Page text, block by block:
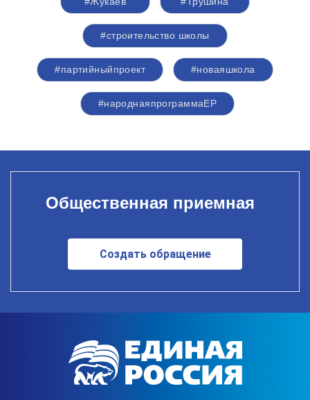
#строительство школы
#партийныйпроект #новаяшкола
#народнаяпрограммаЕР
Общественная приемная
Создать обращение